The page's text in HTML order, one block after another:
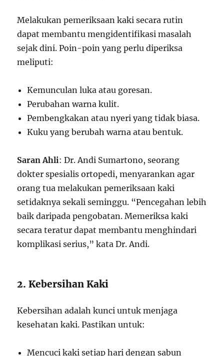
Melakukan pemeriksaan kaki secara rutin
dapat membantu mengidentifikasi masalah
sejak dini. Poin-poin yang perlu diperiksa
meliputi:
Kemunculan luka atau goresan.
Perubahan warna kulit.
Pembengkakan atau nyeri yang tidak biasa.
Kuku yang berubah warna atau bentuk.
Saran Ahli: Dr. Andi Sumartono, seorang
dokter spesialis ortopedi, menyarankan agar
orang tua melakukan pemeriksaan kaki
setidaknya sekali seminggu. “Pencegahan lebih
baik daripada pengobatan. Memeriksa kaki
secara teratur dapat membantu menghindari
komplikasi serius,” kata Dr. Andi.
2. Kebersihan Kaki
Kebersihan adalah kunci untuk menjaga
kesehatan kaki. Pastikan untuk:
Mencuci kaki setiap hari dengan sabun